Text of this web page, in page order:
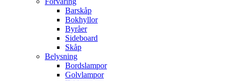
Barskåp
Bokhyllor
Byråer
Sideboard
Skåp
Belysning
Bordslampor
Golvlampor